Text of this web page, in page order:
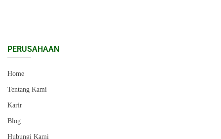
PERUSAHAAN
Home
Tentang Kami
Karir
Blog
Hubungi Kami